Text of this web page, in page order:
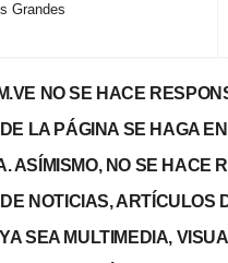
Grandes
NO SE HACE
LA PÁGINA SE HAGA
ASÍMISMO, NO SE HACE
NOTICIAS, ARTÍCULOS
SEA MULTIMEDIA,